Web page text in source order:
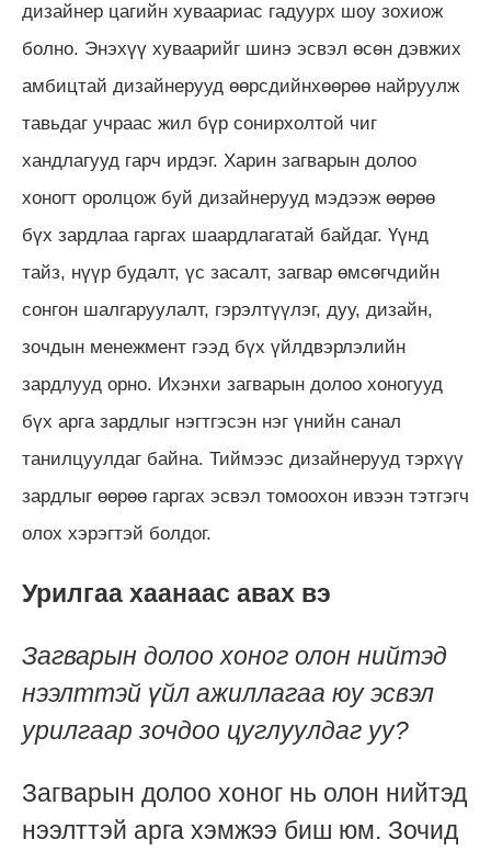
дизайнер цагийн хуваариас гадуурх шоу зохиож
болно. Энэхүү хуваарийг шинэ эсвэл өсөн дэвжих
амбицтай дизайнерууд өөрсдийнхөөрөө найруулж
тавьдаг учраас жил бүр сонирхолтой чиг
хандлагууд гарч ирдэг. Харин загварын долоо
хоногт оролцож буй дизайнерууд мэдээж өөрөө
бүх зардлаа гаргах шаардлагатай байдаг. Үүнд
тайз, нүүр будалт, үс засалт, загвар өмсөгчдийн
сонгон шалгаруулалт, гэрэлтүүлэг, дуу, дизайн,
зочдын менежмент гээд бүх үйлдвэрлэлийн
зардлууд орно. Ихэнхи загварын долоо хоногууд
бүх арга зардлыг нэгтгэсэн нэг үнийн санал
танилцуулдаг байна. Тиймээс дизайнерууд тэрхүү
зардлыг өөрөө гаргах эсвэл томоохон ивээн тэтгэгч
олох хэрэгтэй болдог.
Урилгаа хаанаас авах вэ
Загварын долоо хоног олон нийтэд
нээлттэй үйл ажиллагаа юу эсвэл
урилгаар зочдоо цуглуулдаг уу?
Загварын долоо хоног нь олон нийтэд
нээлттэй арга хэмжээ биш юм. Зочид